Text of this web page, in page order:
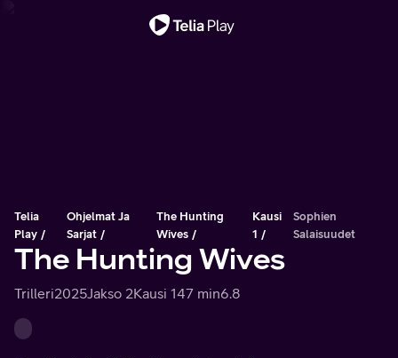
Telia
Play
Ohjelmat Ja
Sarjat
The Hunting
Wives
Kausi
1
Sophien
Salaisuudet
The Hunting Wives
Trilleri2025Jakso 2Kausi 147 min6.8